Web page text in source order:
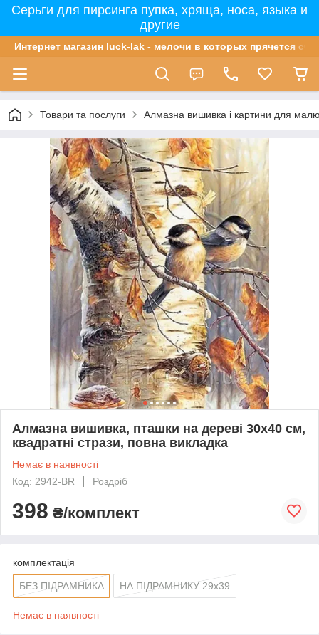
Серьги для пирсинга пупка, хряща, носа, языка и
другие
Интернет магазин luck-lak - мелочи в которых прячется
Товари та послуги Алмазна вишивка і картини для
Алмазна вишивка, пташки на дереві 30х40 см,
квадратні стрази, повна викладка
Немає в наявності
Код: 2942-BR
Роздріб
398 ₴/комплект
комплектація
БЕЗ ПІДРАМНИКА НА ПІДРАМНИКУ 29х39
Немає в наявності